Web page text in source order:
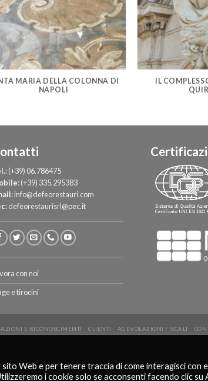
MARIA DELLA COLONNA DI
NAPOLI
IL
:(+39) 06.786475
:(+39) 335.295383
:info@defeorestauri.com
:defeorestaurisrl@pec.it
con noi
e tirocini
E RICONOSCIMENTI CLIENTI AGEVOLAZIONI FISCALI
Web e per tenere traccia di come interagisci con
i cookie solo se acconsenti facendo clic su
Italiano English